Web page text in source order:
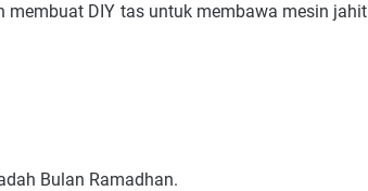
membuat DIY tas untuk membawa mesin jahit
Bulan Ramadhan.